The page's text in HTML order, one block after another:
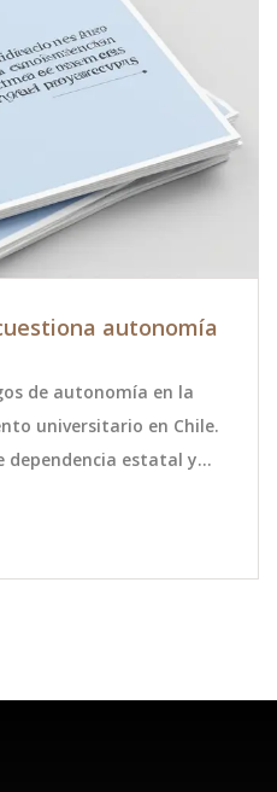
autonomía
de autonomía en la
universitario en Chile.
dependencia estatal y